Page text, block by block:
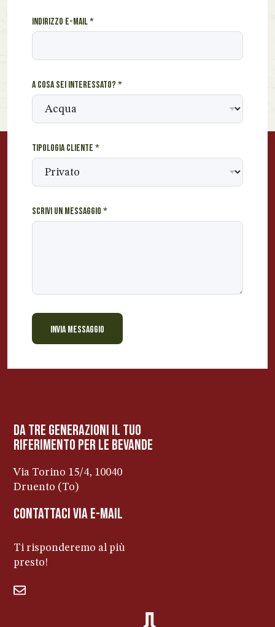
Indirizzo e-mail*
A cosa sei interessato?*
Tipologia cliente *
Scrivi un messaggio *
INVIA MESSAGGIO
da tre generazioni il tuo
riferimento per le bevanDe
Via Torino 15/4, 10040
Druento (To)
contattaci via e-mail
Ti risponderemo al più
presto!